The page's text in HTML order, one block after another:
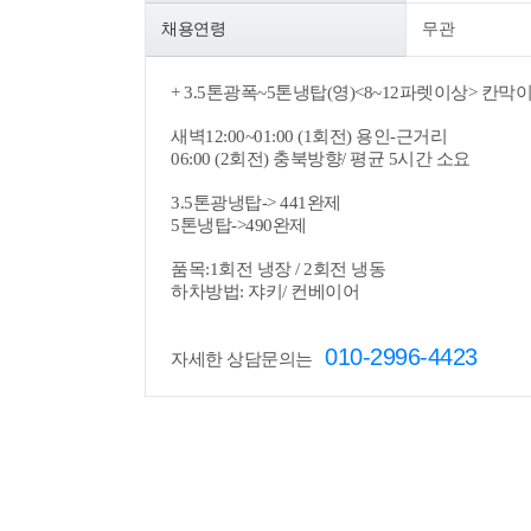
채용연령 무관
+3.5톤광폭~5톤냉탑(영)<8~12파렛이상> 칸막
새벽12:00~01:00 (1회전) 용인-근거리
06:00 (2회전) 충북방향/ 평균 5시간 소요
3.5톤광냉탑-> 441완제
5톤냉탑->490완제
품목:1회전 냉장 / 2회전 냉동
하차방법: 쟈키/ 컨베이어
자세한 상담문의는 010-2996-4423